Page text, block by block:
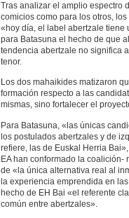
Tras analizar el amplio espectro
comicios como para los otros,
«hoy día, el label abertzale tiene
para Batasuna el hecho de que
tendencia abertzale no significa
tenor.
Los dos mahaikides matizaron
formación respecto a las
mismas, sino fortalecer el
Para Batasuna, «las únicas
los postulados abertzales y de
refiere, las de Euskal Herria
EA han conformado la coalición-
de «la única alternativa real al
la experiencia emprendida en
hecho de EH Bai «el referente
común entre abertzales».